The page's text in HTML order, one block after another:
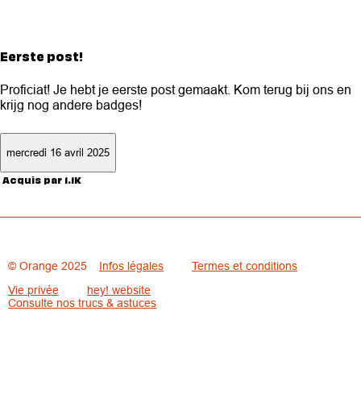
Eerste post!
Proficiat! Je hebt je eerste post gemaakt. Kom terug bij ons en
krijg nog andere badges!
mercredi 16 avril 2025
Acquis par 1.1K
© Orange 2025 Infos légales
Termes et conditions
Vie privée
hey! website
Consulte nos trucs & astuces